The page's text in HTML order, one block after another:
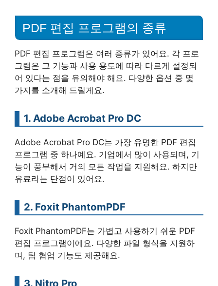
PDF 편집 프로그램의 종류
PDF 편집 프로그램은 여러 종류가 있어요. 각 프로
그램은 그 기능과 사용 용도에 따라 다르게 설정되
어 있다는 점을 유의해야 해요. 다양한 옵션 중 몇
가지를 소개해 드릴게요.
1. Adobe Acrobat Pro DC
Adobe Acrobat Pro DC는 가장 유명한 PDF 편집
프로그램 중 하나예요. 기업에서 많이 사용되며, 기
능이 풍부해서 거의 모든 작업을 지원해요. 하지만
유료라는 단점이 있어요.
2. Foxit PhantomPDF
Foxit PhantomPDF는 가볍고 사용하기 쉬운 PDF
편집 프로그램이에요. 다양한 파일 형식을 지원하
며, 팀 협업 기능도 제공해요.
3. Nitro Pro